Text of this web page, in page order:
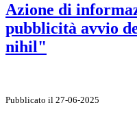
Azione di
pubblicità avvio
nihil"
Pubblicato il 27-06-2025